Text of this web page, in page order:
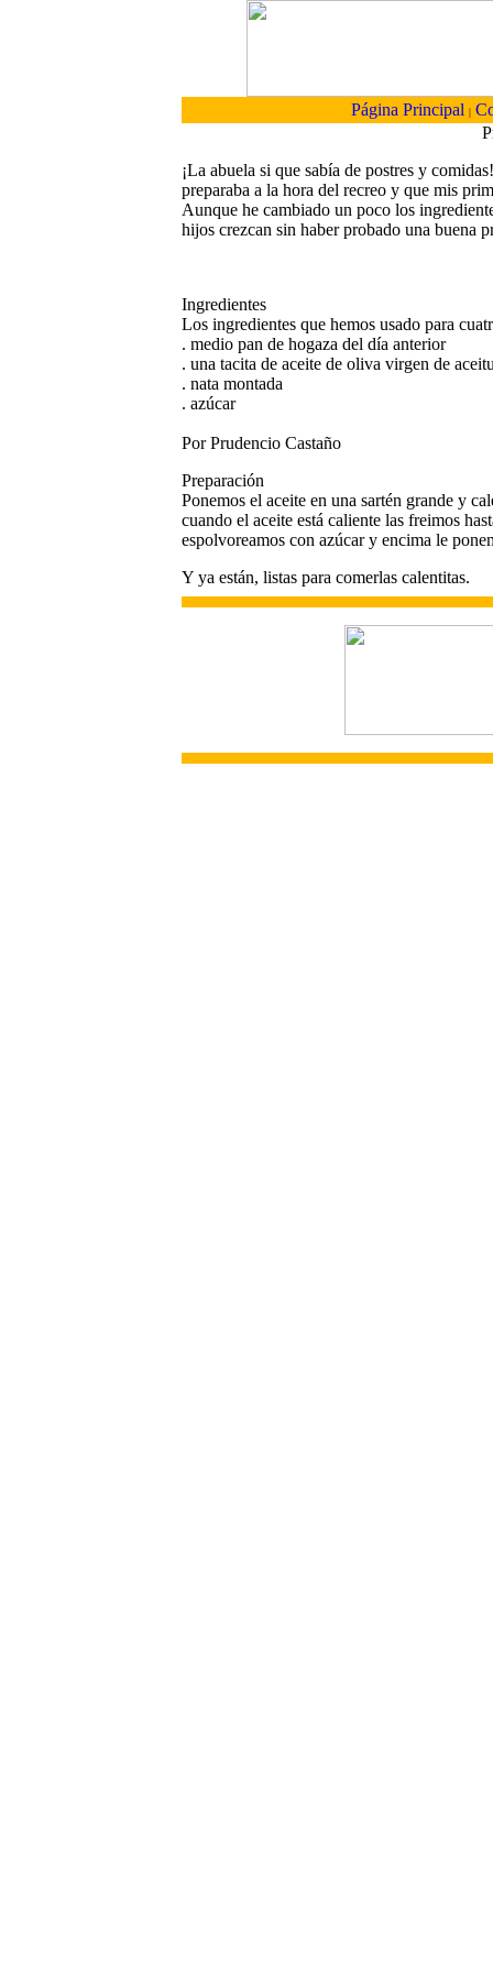
Página Principal |
¡La abuela si que sabía de postres y
preparaba a la hora del recreo y que mis
Aunque he cambiado un poco los
hijos crezcan sin haber probado una buena
Ingredientes
Los ingredientes que hemos usado para
. medio pan de hogaza del día anterior
. una tacita de aceite de oliva virgen de
. nata montada
. azúcar
Por Prudencio Castaño
Preparación
Ponemos el aceite en una sartén grande y
cuando el aceite está caliente las freimos
espolvoreamos con azúcar y encima le
Y ya están, listas para comerlas calentitas.